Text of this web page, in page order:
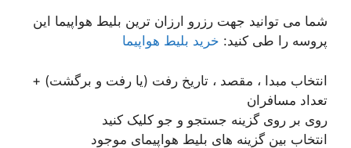
شما می توانید جهت رزرو ارزان ترین بلیط هواپیما این
پروسه را طی کنید: خرید بلیط هواپیما
انتخاب مبدا ، مقصد ، تاریخ رفت (یا رفت و برگشت) +
تعداد مسافران
روی بر روی گزینه جستجو و جو کلیک کنید
انتخاب بین گزینه های بلیط هواپیمای موجود